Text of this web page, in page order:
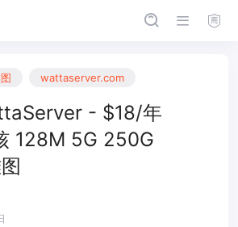
wattaserver.com
- $18/年
128M 5G 250G